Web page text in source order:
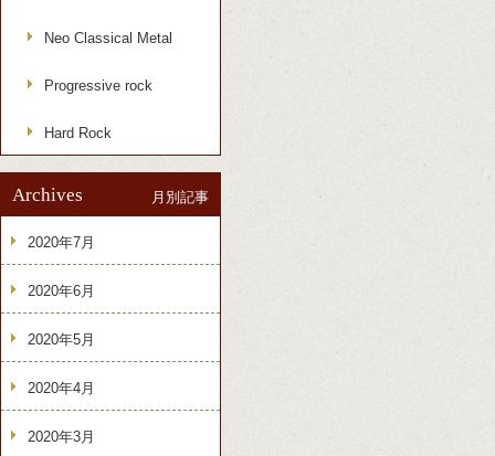
Neo Classical Metal
Progressive rock
Hard Rock
Archives 月別記事
2020年7月
2020年6月
2020年5月
2020年4月
2020年3月